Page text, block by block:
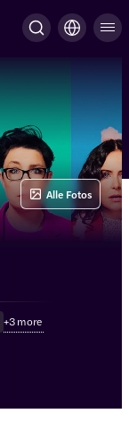
+3more
Alle Fotos